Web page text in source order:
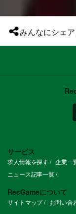
みんなにシェア
サービス
求人情報を探す 企業一
ニュース記事一覧
RecGameについて
サイトマップ お問い合